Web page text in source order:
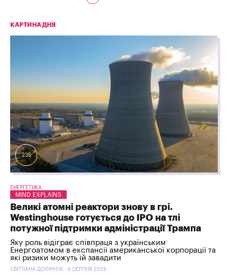
КАРТИНА ДНЯ
235
ЕНЕРГЕТИКА
MIND EXPLAINS
Великі атомні реактори знову в грі.
Westinghouse готується до IPO на тлі
потужної підтримки адміністрації Трампа
Яку роль відіграє співпраця з українським
Енергоатомом в експансії американської корпорації та
які ризики можуть їй завадити
СВІТЛАНА ДОЛІНЧУК - 6 СЕРПНЯ 2026